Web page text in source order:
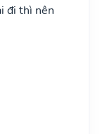
đi thì nên